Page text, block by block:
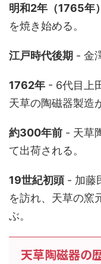
明和2年（1765年）
を焼き始める。
江戸時代後期 - 金
1762年 - 6代目上
天草の陶磁器製造
約300年前 - 天草
て出荷される。
19世紀初頭- 加藤
を訪れ、天草の窯
ぶ。
天草陶磁器の